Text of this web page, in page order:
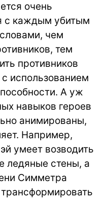
очень
с каждым убитым
чем
тем
противников
использованием
А уж
навыков героев
анимированы,
Например,
умеет возводить
ледяные стены, а
Симметра